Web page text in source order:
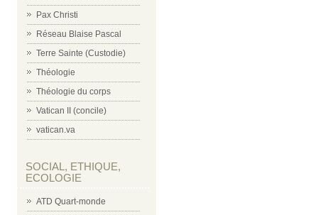
Pax Christi
Réseau Blaise Pascal
Terre Sainte (Custodie)
Théologie
Théologie du corps
Vatican II (concile)
vatican.va
SOCIAL, ETHIQUE,
ECOLOGIE
ATD Quart-monde